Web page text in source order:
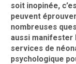
soit inopinée,
peuvent
nombreuses
aussi manifester
services de
psychologique